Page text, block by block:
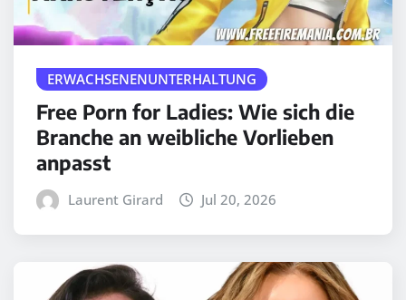
ERWACHSENENUNTERHALTUNG
Free Porn for Ladies: Wie sich die
Branche an weibliche Vorlieben
anpasst
Laurent Girard Jul 20, 2026